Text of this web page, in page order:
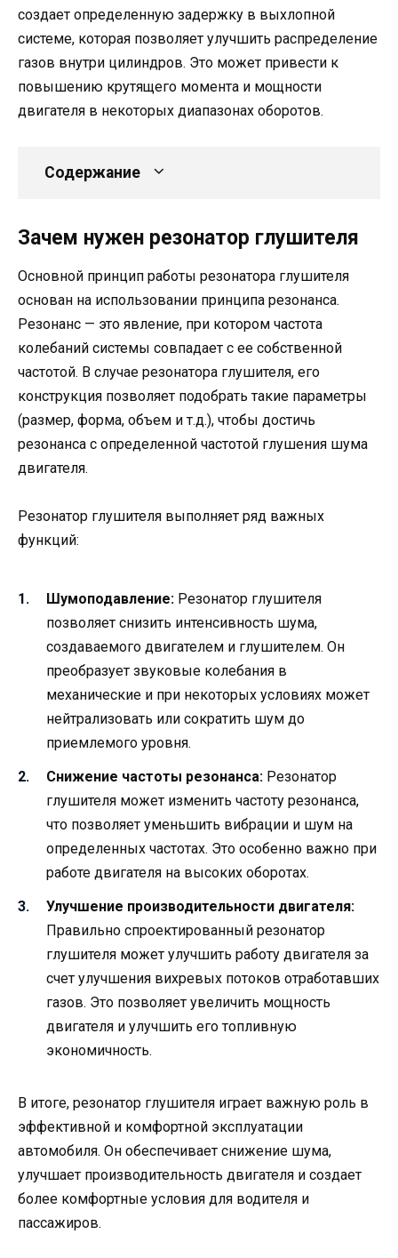
создает определенную задержку в выхлопной
системе, которая позволяет улучшить распределение
газов внутри цилиндров. Это может привести к
повышению крутящего момента и мощности
двигателя в некоторых диапазонах оборотов.
Содержание
Зачем нужен резонатор глушителя
Основной принцип работы резонатора глушителя
основан на использовании принципа резонанса.
Резонанс — это явление, при котором частота
колебаний системы совпадает с ее собственной
частотой. В случае резонатора глушителя, его
конструкция позволяет подобрать такие параметры
(размер, форма, объем и т.д.), чтобы достичь
резонанса с определенной частотой глушения шума
двигателя.
Резонатор глушителя выполняет ряд важных
функций:
Шумоподавление: Резонатор глушителя
позволяет снизить интенсивность шума,
создаваемого двигателем и глушителем. Он
преобразует звуковые колебания в
механические и при некоторых условиях может
нейтрализовать или сократить шум до
приемлемого уровня.
Снижение частоты резонанса: Резонатор
глушителя может изменить частоту резонанса,
что позволяет уменьшить вибрации и шум на
определенных частотах. Это особенно важно при
работе двигателя на высоких оборотах.
Улучшение производительности двигателя:
Правильно спроектированный резонатор
глушителя может улучшить работу двигателя за
счет улучшения вихревых потоков отработавших
газов. Это позволяет увеличить мощность
двигателя и улучшить его топливную
экономичность.
В итоге, резонатор глушителя играет важную роль в
эффективной и комфортной эксплуатации
автомобиля. Он обеспечивает снижение шума,
улучшает производительность двигателя и создает
более комфортные условия для водителя и
пассажиров.